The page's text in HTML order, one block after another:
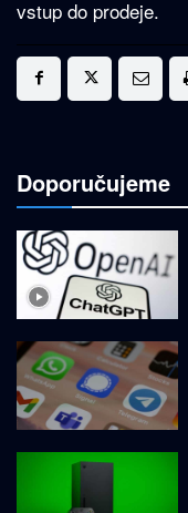
vstup do prodeje.
Doporučujeme